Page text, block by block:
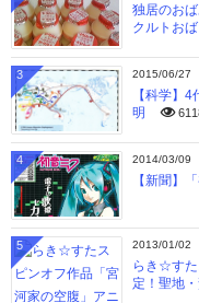
独居のお
クルトお
2015/06/27
【科学】
明
3
2014/03/09
【新聞】
4
2013/01/02
らき☆すた
定！聖地
5